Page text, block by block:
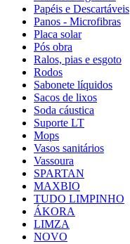
Papéis e Descartáveis
Panos - Microfibras
Placa solar
Pós obra
Ralos, pias e esgoto
Rodos
Sabonete líquidos
Sacos de lixos
Soda cáustica
Suporte LT
Mops
Vasos sanitários
Vassoura
SPARTAN
MAXBIO
TUDO LIMPINHO
ÁKORA
LIMZA
NOVO